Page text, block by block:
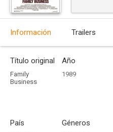
Información Trailers
Título original
Family
Business
Año
1989
País Géneros